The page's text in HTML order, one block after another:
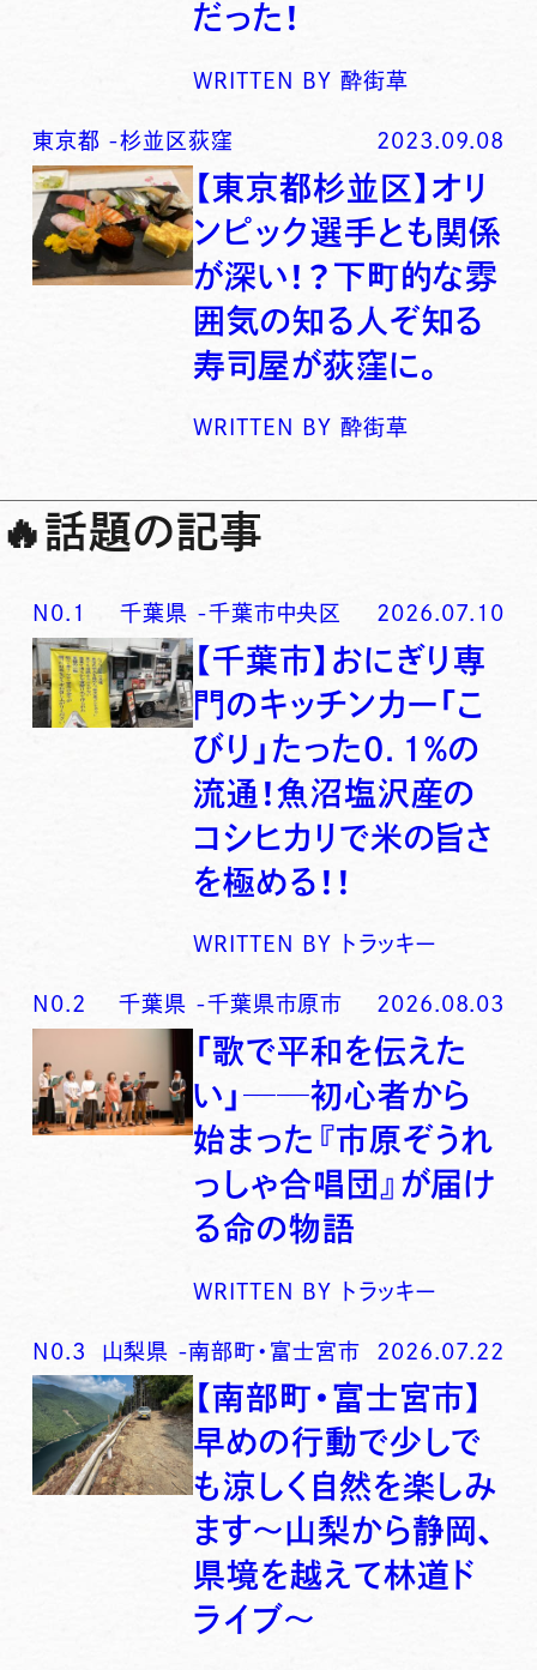
だった！
WRITTEN BY 酔街草
東京都 -杉並区荻窪 2023.09.08
【東京都杉並区】オリ
ンピック選手とも関係
が深い！？下町的な雰
囲気の知る人ぞ知る
寿司屋が荻窪に。
WRITTEN BY 酔街草
🔥話題の記事
N0. 1 千葉県 -千葉市中央区 2026.07.10
【千葉市】おにぎり専
門のキッチンカー「こ
びり」たった0．1％の
流通！魚沼塩沢産の
コシヒカリで米の旨さ
を極める！！
WRITTEN BY トラッキー
N0. 2 千葉県 -千葉県市原市 2026.08.03
「歌で平和を伝えた
い」──初心者から
始まった『市原ぞうれ
っしゃ合唱団』が届け
る命の物語
WRITTEN BY トラッキー
N0. 3 山梨県 -南部町・富士宮市 2026.07.22
【南部町・富士宮市】
早めの行動で少しで
も涼しく自然を楽しみ
ます〜山梨から静岡、
県境を越えて林道ド
ライブ〜